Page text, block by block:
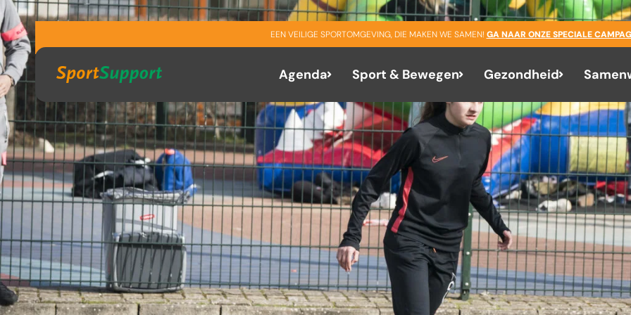
Sla navigatie over EEN VEILIGE SPORTOMGEVING, DIE MAKEN WE SAMEN! GA NAAR ONZE SPECIALE
Agenda Sport & Bewegen Gezondheid